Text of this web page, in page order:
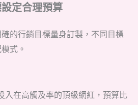
定合理預算
的行銷目標量身訂製，不同目標
式。
入在高觸及率的頂級網紅，預算比